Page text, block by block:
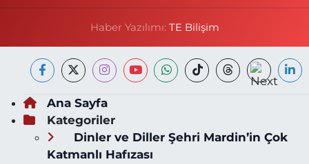
Haber Yazılımı: TE Bilişim
Ana Sayfa
Kategoriler
Dinler ve Diller Şehri Mardin’in Çok
Katmanlı Hafızası